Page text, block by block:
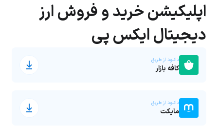
اپلیکیشن خرید و فروش ارز
دیجیتال ایکس پی
دانلود از طریق
کافه بازار
دانلود از طریق
مایکت